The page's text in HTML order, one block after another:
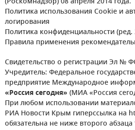
Политика использования Cookie и
логирования
Политика конфиденциальности (ред.
Правила применения
Свидетельство о регистрации Эл №
Учредитель: Федеральное
предприятие Международное
«Россия сегодня» (МИА «Россия
При любом использовании
РИА Новости Крым гиперссылка на
обязательна не ниже второго абзаца